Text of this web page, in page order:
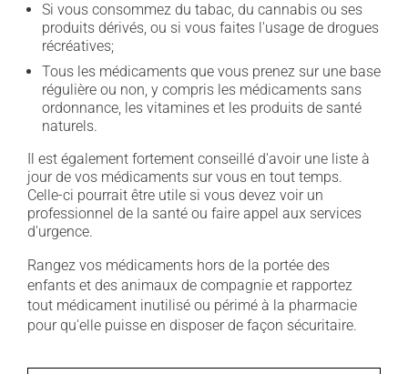
Si vous consommez du tabac, du cannabis ou ses
produits dérivés, ou si vous faites l'usage de drogues
récréatives;
Tous les médicaments que vous prenez sur une base
régulière ou non, y compris les médicaments sans
ordonnance, les vitamines et les produits de santé
naturels.
Il est également fortement conseillé d'avoir une liste à
jour de vos médicaments sur vous en tout temps.
Celle-ci pourrait être utile si vous devez voir un
professionnel de la santé ou faire appel aux services
d'urgence.
Rangez vos médicaments hors de la portée des
enfants et des animaux de compagnie et rapportez
tout médicament inutilisé ou périmé à la pharmacie
pour qu'elle puisse en disposer de façon sécuritaire.